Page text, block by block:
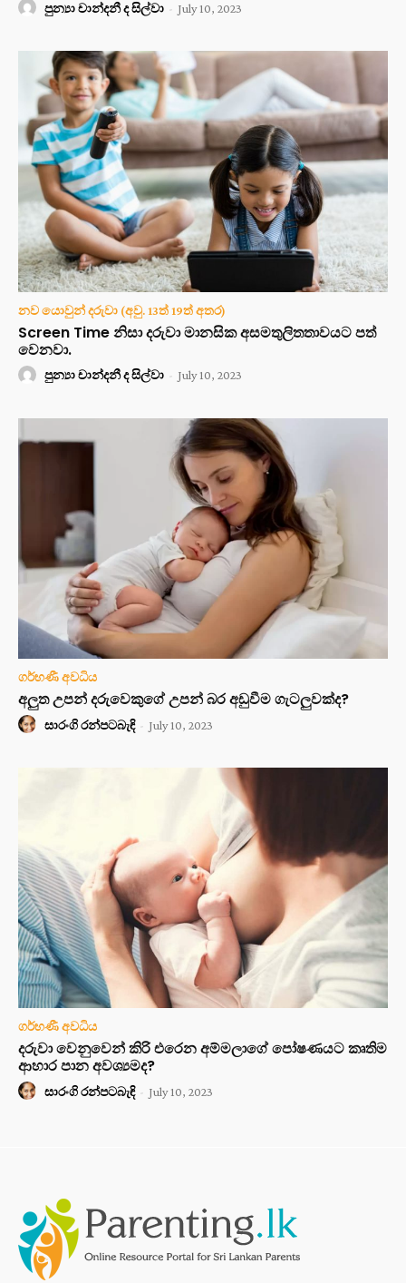
පුන්‍යා චාන්දනී ද සිල්වා - July 10, 2023
නව යොවුන් දරුවා (අවු. 13ත් 19ත් අතර)
Screen Time නිසා දරුවා මානසික අසමතුලිතතාවයට පත්
වෙනවා.
පුන්‍යා චාන්දනී ද සිල්වා - July 10, 2023
ගර්භණී අවධිය
අලුත උපන් දරුවෙකුගේ උපන් බර අඩුවීම ගැටලුවක්ද?
සාරංගි රන්පටබැඳි - July 10, 2023
ගර්භණී අවධිය
දරුවා වෙනුවෙන් කිරි එරෙන අම්මලාගේ පෝෂණයට කෘතිම
ආහාර පාන අවශ්‍යමද?
සාරංගි රන්පටබැඳි - July 10, 2023